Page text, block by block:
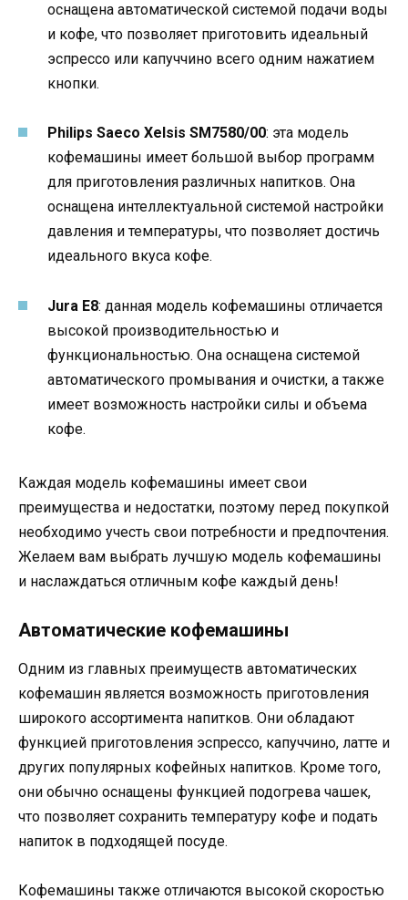
оснащена автоматической системой подачи воды
и кофе, что позволяет приготовить идеальный
эспрессо или капуччино всего одним нажатием
кнопки.
Philips Saeco Xelsis SM7580/00: эта модель
кофемашины имеет большой выбор программ
для приготовления различных напитков. Она
оснащена интеллектуальной системой настройки
давления и температуры, что позволяет достичь
идеального вкуса кофе.
Jura E8: данная модель кофемашины отличается
высокой производительностью и
функциональностью. Она оснащена системой
автоматического промывания и очистки, а также
имеет возможность настройки силы и объема
кофе.
Каждая модель кофемашины имеет свои
преимущества и недостатки, поэтому перед покупкой
необходимо учесть свои потребности и предпочтения.
Желаем вам выбрать лучшую модель кофемашины
и наслаждаться отличным кофе каждый день!
Автоматические кофемашины
Одним из главных преимуществ автоматических
кофемашин является возможность приготовления
широкого ассортимента напитков. Они обладают
функцией приготовления эспрессо, капуччино, латте и
других популярных кофейных напитков. Кроме того,
они обычно оснащены функцией подогрева чашек,
что позволяет сохранить температуру кофе и подать
напиток в подходящей посуде.
Кофемашины также отличаются высокой скоростью